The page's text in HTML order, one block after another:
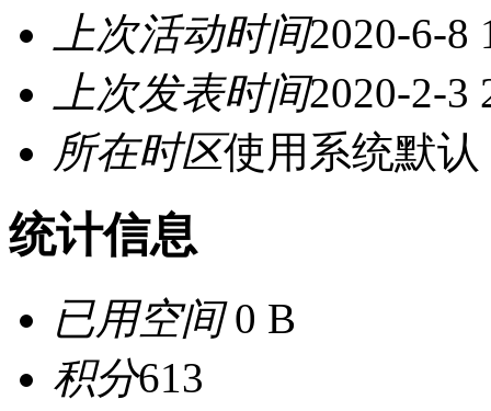
上次活动时间2020-6-8
上次发表时间2020-2-3
所在时区使用系统默认
统计信息
已用空间0 B
积分613